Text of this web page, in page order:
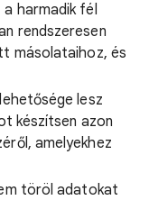
harmadik fél
rendszeresen
másolataihoz, és
lesz
készítsen azon
amelyekhez
töröl adatokat